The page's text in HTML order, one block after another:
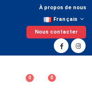
À propos de nous
Français
Nous contacter
0 0